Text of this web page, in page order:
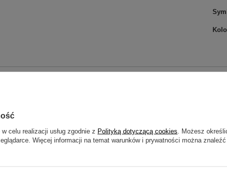
niezwłocznie, najciekawsze pytania i odpowiedzi
celu realizacji usług zgodnie z Polityką dotyczącą cookies . Możesz
Więcej informacji na temat warunków i prywatności można